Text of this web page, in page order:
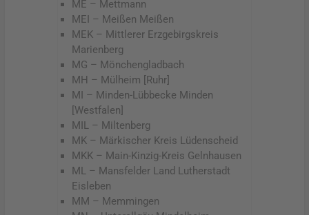
ME – Mettmann
MEI – Meißen Meißen
MEK – Mittlerer Erzgebirgskreis
Marienberg
MG – Mönchengladbach
MH – Mülheim [Ruhr]
MI – Minden-Lübbecke Minden
[Westfalen]
MIL – Miltenberg
MK – Märkischer Kreis Lüdenscheid
MKK – Main-Kinzig-Kreis Gelnhausen
ML – Mansfelder Land Lutherstadt
Eisleben
MM – Memmingen